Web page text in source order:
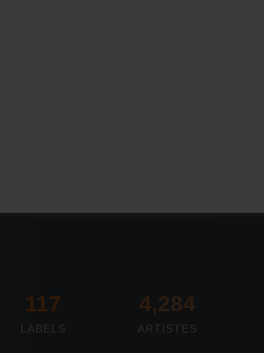
117
LABELS
4,673
ARTISTES